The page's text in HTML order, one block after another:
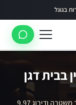
בבית דגן
שירות מנעולן מקצועי, מהיר ואמין, עם אישור משטרה ודירוג 9.97